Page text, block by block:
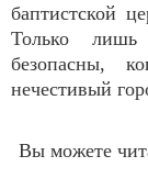
баптистской
Только
безопасны,
нечестивый
Вы можете